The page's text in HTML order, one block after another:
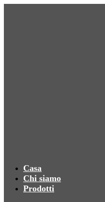
Casa
Chi siamo
Prodotti